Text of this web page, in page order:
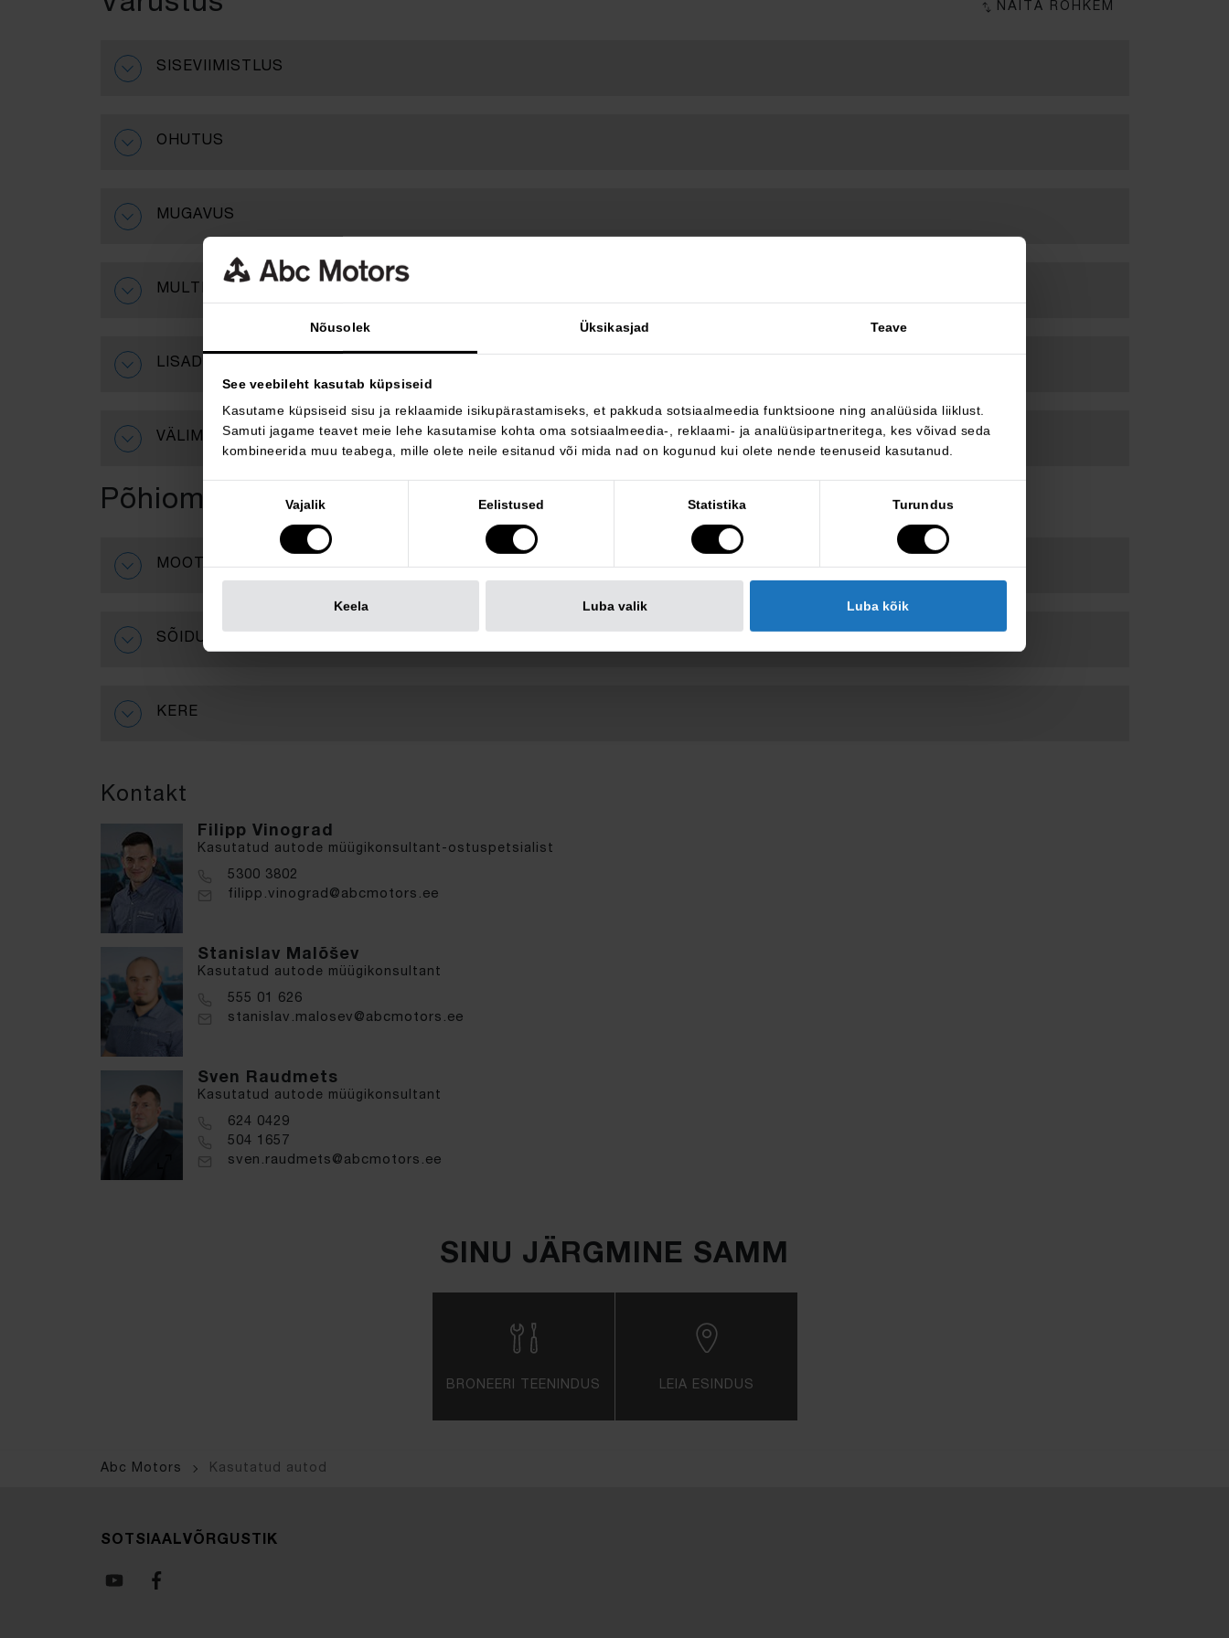
Nõusolek Üksikasjad Teave
See veebileht kasutab küpsiseid
Kasutame küpsiseid sisu ja reklaamide isikupärastamiseks, et pakkuda sotsiaalmeedia funktsioone ning analüüsida liiklust.
Samuti jagame teavet meie lehe kasutamise kohta oma sotsiaalmeedia-, reklaami- ja analüüsipartneritega, kes võivad seda
kombineerida muu teabega, mille olete neile esitanud või mida nad on kogunud kui olete nende teenuseid kasutanud.
Vajalik Eelistused Statistika Turundus
Keela Luba valik Luba kõik
SISEVIIMISTLUS
OHUTUS
MUGAVUS
MULTIMEEDIA
LISAD
VÄLIMUS
Põhiomadused
MOOTOR
SÕIDUMUGAVUS
KERE
Kontakt
Filipp Vinograd
Kasutatud autode müügikonsultant-ostuspetsialist
5300 3802
filipp.vinograd@abcmotors.ee
Stanislav Malõšev
Kasutatud autode müügikonsultant
555 01 626
stanislav.malosev@abcmotors.ee
Sven Raudmets
Kasutatud autode müügikonsultant
624 0429
504 1657
sven.raudmets@abcmotors.ee
SINU JÄRGMINE SAMM
BRONEERI TEENINDUS LEIA ESINDUS
Abc Motors Kasutatud autod
SOTSIAALVÕRGUSTIK
Youtube